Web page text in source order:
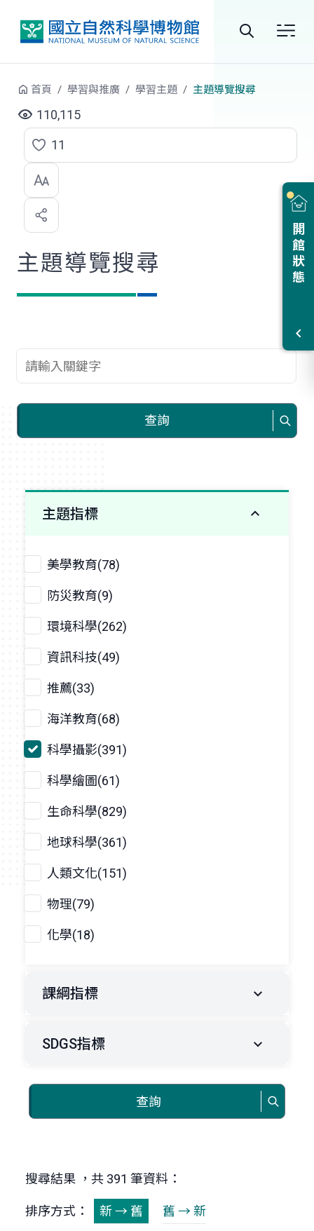
站
尋
開館狀態
首頁 學習與推廣 學習主題 主題導覽搜尋
110,115
點
選
喜
歡
11
主題導覽搜尋
查詢關鍵字
查詢
主題指標
美學教育(78)
防災教育(9)
環境科學(262)
資訊科技(49)
推薦(33)
海洋教育(68)
科學攝影(391)
科學繪圖(61)
生命科學(829)
地球科學(361)
人類文化(151)
物理(79)
化學(18)
課綱指標
SDGS指標
查詢
搜尋結果 ，共 391 筆資料：
排序方式： 新 → 舊 舊 → 新